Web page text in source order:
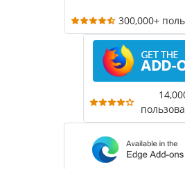
300,000+